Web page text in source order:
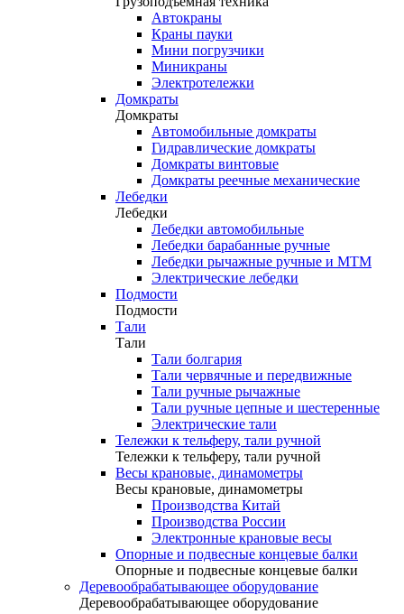
Автокраны
Краны пауки
Мини погрузчики
Миникраны
Электротележки
Домкраты
Домкраты
Автомобильные домкраты
Гидравлические домкраты
Домкраты винтовые
Домкраты реечные механические
Лебедки
Лебедки
Лебедки автомобильные
Лебедки барабанные ручные
Лебедки рычажные ручные и МТМ
Электрические лебедки
Подмости
Подмости
Тали
Тали
Тали болгария
Тали червячные и передвижные
Тали ручные рычажные
Тали ручные цепные и шестеренные
Электрические тали
Тележки к тельферу, тали ручной
Тележки к тельферу, тали ручной
Весы крановые, динамометры
Весы крановые, динамометры
Производства Китай
Производства России
Электронные крановые весы
Опорные и подвесные концевые балки
Опорные и подвесные концевые балки
Деревообрабатывающее оборудование
Деревообрабатывающее оборудование